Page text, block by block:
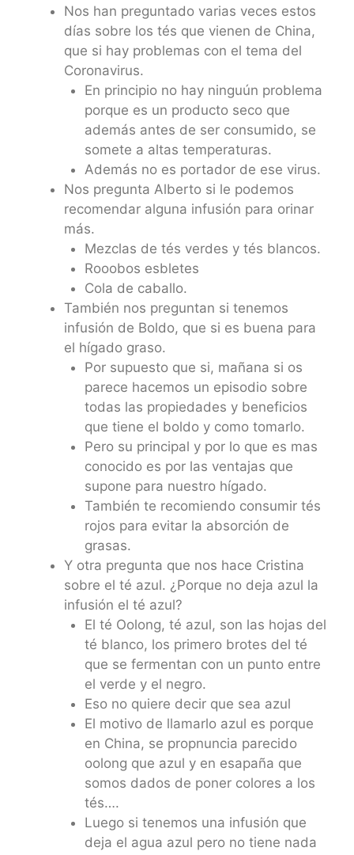
Nos han preguntado varias veces estos
días sobre los tés que vienen de China,
que si hay problemas con el tema del
Coronavirus.
En principio no hay ninguún problema
porque es un producto seco que
además antes de ser consumido, se
somete a altas temperaturas.
Además no es portador de ese virus.
Nos pregunta Alberto si le podemos
recomendar alguna infusión para orinar
más.
Mezclas de tés verdes y tés blancos.
Rooobos esbletes
Cola de caballo.
También nos preguntan si tenemos
infusión de Boldo, que si es buena para
el hígado graso.
Por supuesto que si, mañana si os
parece hacemos un episodio sobre
todas las propiedades y beneficios
que tiene el boldo y como tomarlo.
Pero su principal y por lo que es mas
conocido es por las ventajas que
supone para nuestro hígado.
También te recomiendo consumir tés
rojos para evitar la absorción de
grasas.
Y otra pregunta que nos hace Cristina
sobre el té azul. ¿Porque no deja azul la
infusión el té azul?
El té Oolong, té azul, son las hojas del
té blanco, los primero brotes del té
que se fermentan con un punto entre
el verde y el negro.
Eso no quiere decir que sea azul
El motivo de llamarlo azul es porque
en China, se propnuncia parecido
oolong que azul y en esapaña que
somos dados de poner colores a los
tés….
Luego si tenemos una infusión que
deja el agua azul pero no tiene nada